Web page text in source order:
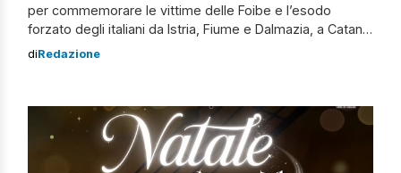
per commemorare le vittime delle Foibe e l’esodo
forzato degli italiani da Istria, Fiume e Dalmazia, a Catania
si terrà un’importante iniziativa. L’appuntamento è per il
di […]
diRedazione